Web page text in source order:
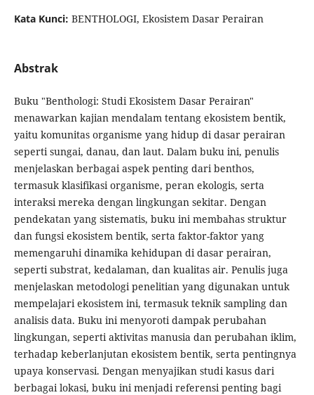
Kata Kunci: BENTHOLOGI, Ekosistem Dasar Perairan
Abstrak
Buku "Benthologi: Studi Ekosistem Dasar Perairan"
menawarkan kajian mendalam tentang ekosistem bentik,
yaitu komunitas organisme yang hidup di dasar perairan
seperti sungai, danau, dan laut. Dalam buku ini, penulis
menjelaskan berbagai aspek penting dari benthos,
termasuk klasifikasi organisme, peran ekologis, serta
interaksi mereka dengan lingkungan sekitar. Dengan
pendekatan yang sistematis, buku ini membahas struktur
dan fungsi ekosistem bentik, serta faktor-faktor yang
memengaruhi dinamika kehidupan di dasar perairan,
seperti substrat, kedalaman, dan kualitas air. Penulis juga
menjelaskan metodologi penelitian yang digunakan untuk
mempelajari ekosistem ini, termasuk teknik sampling dan
analisis data. Buku ini menyoroti dampak perubahan
lingkungan, seperti aktivitas manusia dan perubahan iklim,
terhadap keberlanjutan ekosistem bentik, serta pentingnya
upaya konservasi. Dengan menyajikan studi kasus dari
berbagai lokasi, buku ini menjadi referensi penting bagi